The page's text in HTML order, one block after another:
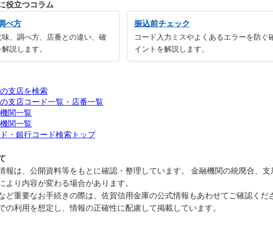
役立つコラム
べ方
、調べ方、店番との違い、確
説します。
振込前チェック
コード入力ミスやよくあるエラーを防ぐ
イントを解説します。
支店を検索
支店コード一覧・店番一覧
関一覧
関一覧
・銀行コード検索トップ
報は、公開資料等をもとに確認・整理しています。 金融機関の統廃合、支
より内容が変わる場合があります。
ど重要なお手続きの際は、佐賀信用金庫の公式情報もあわせてご確認くだ
の利用を想定し、情報の正確性に配慮して掲載しています。